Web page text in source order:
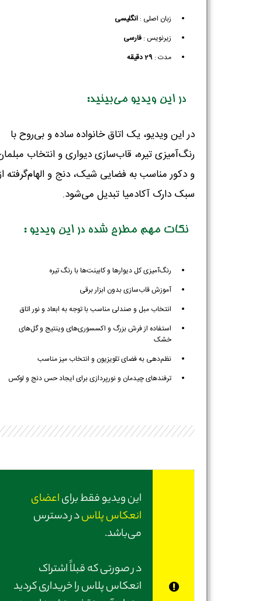
زبان اصلی : انگلیسی
زیرنویس :‌ فارسی
مدت : 29 دقیقه
در این ویدیو می‌بینید:
در این ویدیو، یک اتاق خانواده ساده و بی‌روح با
رنگ‌آمیزی تیره، قاب‌سازی دیواری و انتخاب
و دکور مناسب به فضایی شیک، دنج و الهام‌گرفته
سبک دارک آکادمیا تبدیل می‌شود.
نکات مهم مطرح شده در این ویدیو :
رنگ‌آمیزی کل دیوارها و کابینت‌ها با رنگ تیره
آموزش قاب‌سازی بدون ابزار برقی
انتخاب مبل و صندلی مناسب با توجه به ابعاد و نور اتاق
استفاده از فرش بزرگ و اکسسوری‌های وینتیج و گل‌های
خشک
نظم‌دهی به فضای تلویزیون و انتخاب میز مناسب
ترفندهای چیدمان و نورپردازی برای ایجاد حس دنج و لوکس
این ویدیو فقط برایاعضای
انعکاس پلاسدر دسترس
می‌باشد.
در صورتی‌ که قبلاً اشتراک
انعکاس پلاس را خریداری کردید